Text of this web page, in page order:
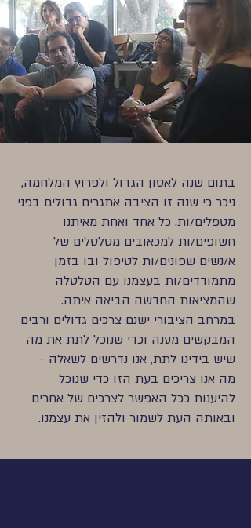
בתום שנה לאסון הגדול ולפרוץ המלחמה,
ניכר כי שנה זו הציבה אתגרים גדולים בפני
מטפלים/ות. כל אחד ואחת מאיתנו
חשופים/ות למכאובים מטלטלים של
א/נשים שפונים/ות לטיפול ובו בזמן
מתמודדים/ות בעצמנו עם הטלטלה
שהמציאות החדשה הביאה איתה.
במרחב הציבורי ישנם צרכים גדולים ורבים
המבקשים מענה וכדי שנוכל לתת את מה
שיש בידינו לתת, אנו נדרשים לשאלה -
מה אנו צריכים בעת הזו כדי שנוכל
להיענות ככל האפשר לצרכים של אחרים
ובאותה העת לשמור ולהזין את עצמנו.